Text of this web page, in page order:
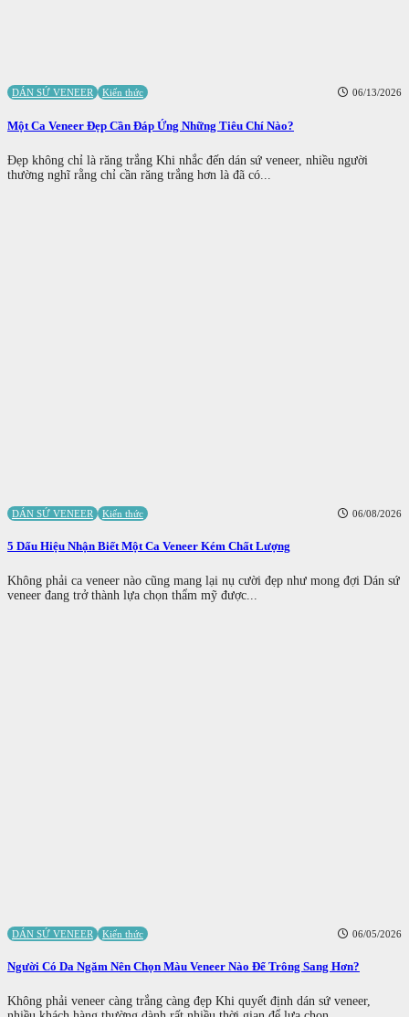
DÁN SỨ VENEER Kiến thức 06/13/2026
Một Ca Veneer Đẹp Cần Đáp Ứng Những Tiêu Chí Nào?
Đẹp không chỉ là răng trắng Khi nhắc đến dán sứ veneer, nhiều người
thường nghĩ rằng chỉ cần răng trắng hơn là đã có...
DÁN SỨ VENEER Kiến thức 06/08/2026
5 Dấu Hiệu Nhận Biết Một Ca Veneer Kém Chất Lượng
Không phải ca veneer nào cũng mang lại nụ cười đẹp như mong đợi Dán sứ
veneer đang trở thành lựa chọn thẩm mỹ được...
DÁN SỨ VENEER Kiến thức 06/05/2026
Người Có Da Ngăm Nên Chọn Màu Veneer Nào Để Trông Sang Hơn?
Không phải veneer càng trắng càng đẹp Khi quyết định dán sứ veneer,